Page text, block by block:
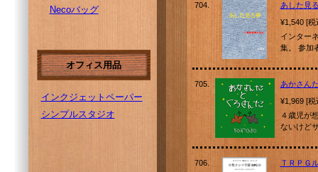
Necoバッグ
オフィス用品
インクジェットペーパー
シンプルスタジオ
704.
あした見
¥1,540 [
インター
集。 参加
705.
あかさん
¥1,969 [
４歳児が
ないけど
706.
ＴＲＰＧ